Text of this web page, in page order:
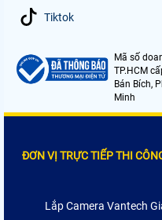
Tiktok
Mã số
TP.HCM
Bán Bích,
Minh
ĐƠN VỊ TRỰC TIẾP THI
Lắp Camera Vantech